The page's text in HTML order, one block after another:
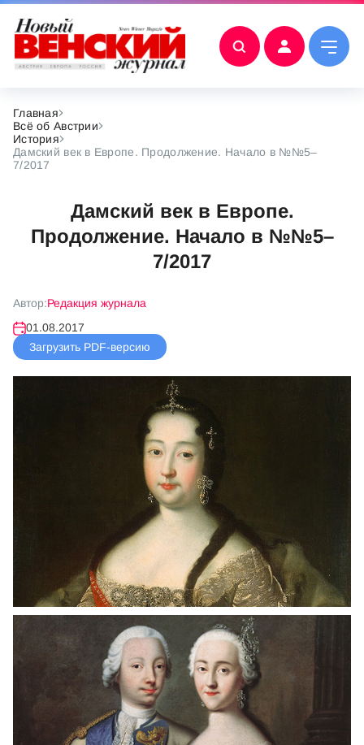
Главная
Всё об Австрии
История
Дамский век в Европе. Продолжение. Начало в №№5–
7/2017
Дамский век в Европе.
Продолжение. Начало в №№5–
7/2017
Автор:Редакция журнала
01.08.2017
Загрузить PDF-версию